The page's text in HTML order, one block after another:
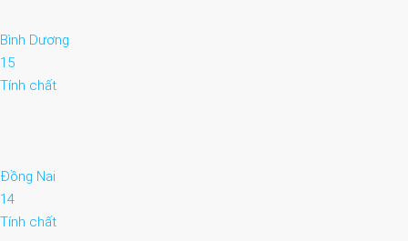
Bình Dương
15
Tính chất
Đồng Nai
14
Tính chất